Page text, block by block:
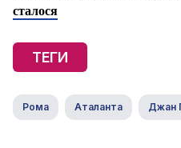
сталося
ТЕГИ
Рома Аталанта Джан